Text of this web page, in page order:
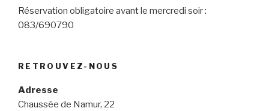
Réservation obligatoire avant le mercredi soir :
083/690790
RETROUVEZ-NOUS
Adresse
Chaussée de Namur, 22